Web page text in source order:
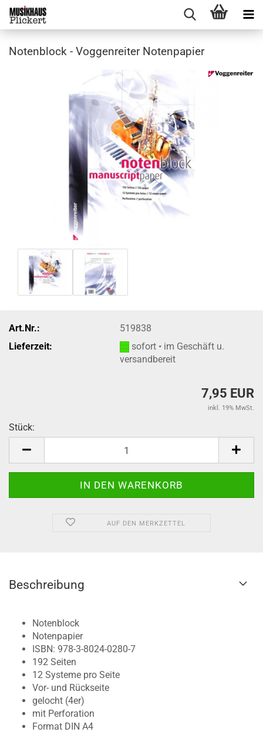
Notenblock - Voggenreiter Notenpapier
Art.Nr.:
519838
Lieferzeit:
sofort • im Geschäft u.
versandbereit
7,95 EUR
inkl. 19% MwSt.
Stück:
AUF DEN MERKZETTEL
Beschreibung
Notenblock
Notenpapier
ISBN: 978-3-8024-0280-7
192 Seiten
12 Systeme pro Seite
Vor- und Rückseite
gelocht (4er)
mit Perforation
Format DIN A4